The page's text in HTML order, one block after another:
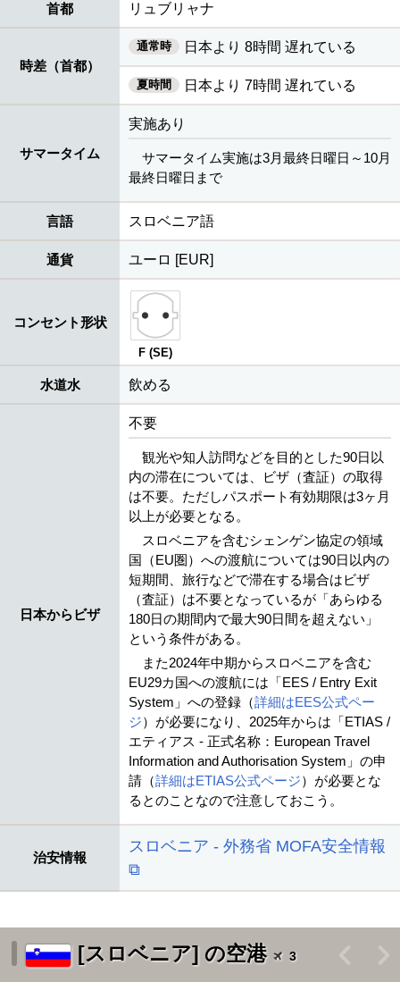
首都 リュブリャナ
時差（首都）
通常時 日本より 8時間 遅れている
夏時間 日本より 7時間 遅れている
サマータイム
実施あり
サマータイム実施は3月最終日曜日～10月
最終日曜日まで
言語 スロベニア語
通貨 ユーロ [EUR]
コンセント形状
F (SE)
水道水 飲める
日本からビザ
不要
観光や知人訪問などを目的とした90日以
内の滞在については、ビザ（査証）の取得
は不要。ただしパスポート有効期限は3ヶ月
以上が必要となる。
スロベニアを含むシェンゲン協定の領域
国（EU圏）への渡航については90日以内の
短期間、旅行などで滞在する場合はビザ
（査証）は不要となっているが「あらゆる
180日の期間内で最大90日間を超えない」
という条件がある。
また2024年中期からスロベニアを含む
EU29カ国への渡航には「EES / Entry Exit
System」への登録（詳細はEES公式ペー
ジ）が必要になり、2025年からは「ETIAS /
エティアス - 正式名称：European Travel
Information and Authorisation System」の申
請（詳細はETIAS公式ページ）が必要とな
るとのことなので注意しておこう。
治安情報
スロベニア - 外務省 MOFA安全情報
⧉
[スロベニア] の空港 3